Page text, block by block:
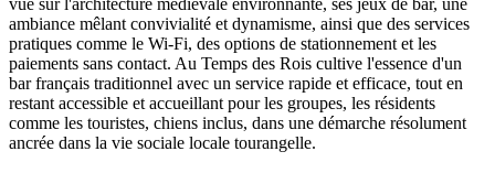
ambiance mêlant convivialité et dynamisme, ainsi que des services
pratiques comme le Wi-Fi, des options de stationnement et les
paiements sans contact. Au Temps des Rois cultive l'essence d'un
bar français traditionnel avec un service rapide et efficace, tout en
restant accessible et accueillant pour les groupes, les résidents
comme les touristes, chiens inclus, dans une démarche résolument
ancrée dans la vie sociale locale tourangelle.